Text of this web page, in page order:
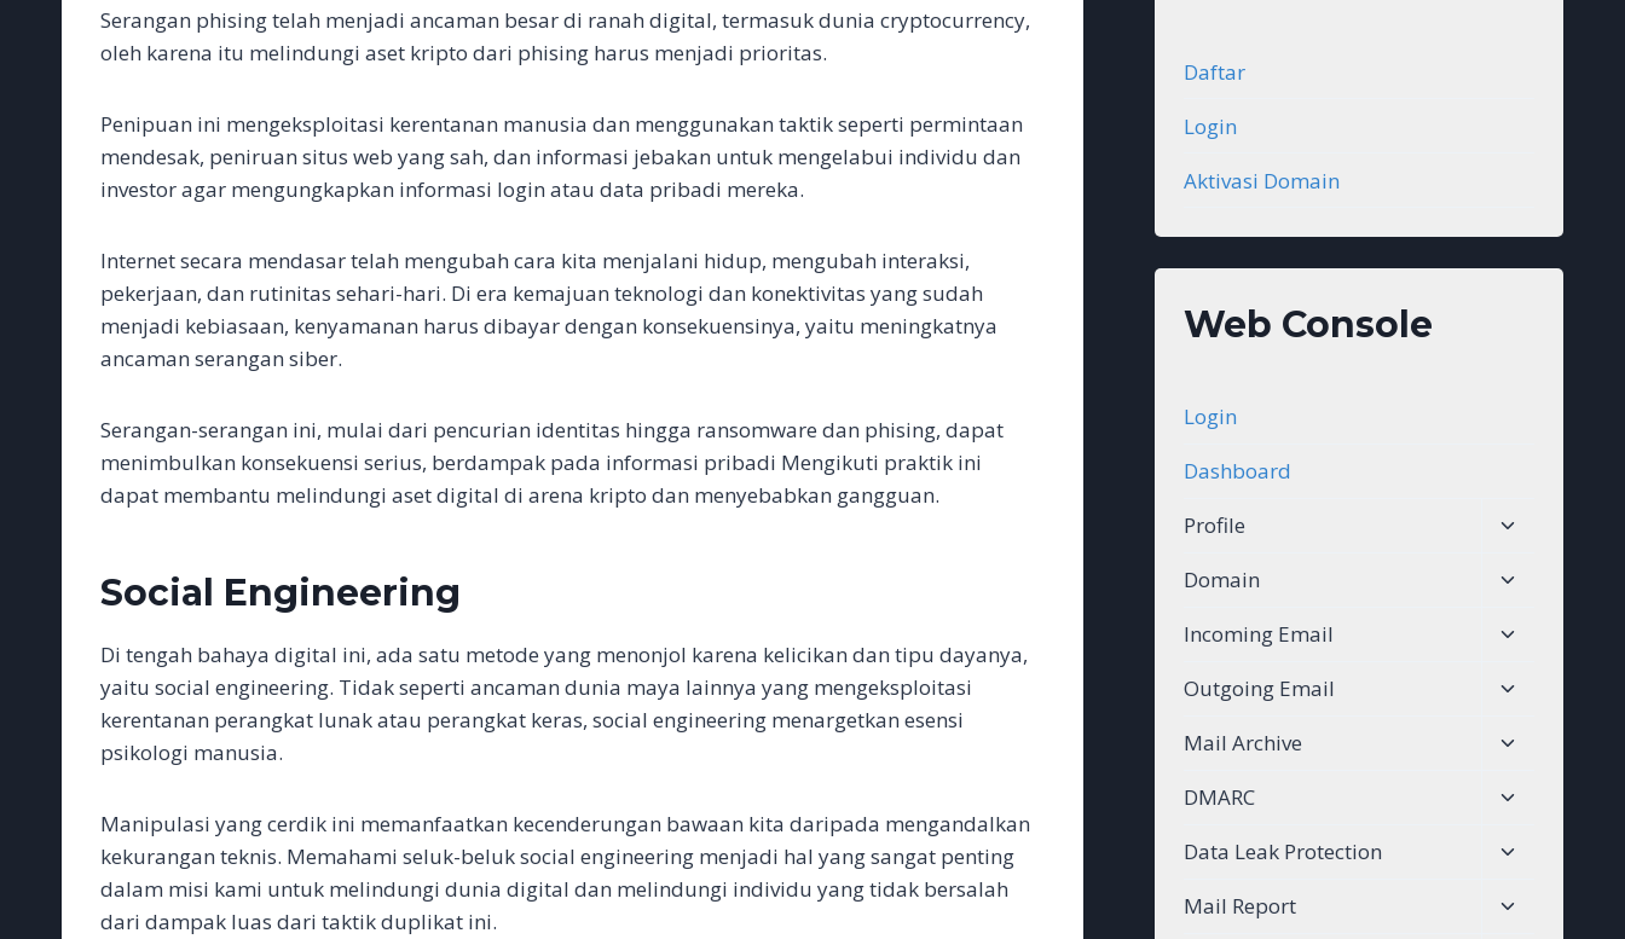
e
b
o
t
t
e
i
l
a
t
s
A
k
e
d
C
h
a
t
s
e
n
r
e e
g
r
p
y
L
i
r
e
Serangan phising telah menjadi ancaman besar di ranah digital, termasuk dunia cryptocurrency,
oleh karena itu melindungi aset kripto dari phising harus menjadi prioritas.
Penipuan ini mengeksploitasi kerentanan manusia dan menggunakan taktik seperti permintaan
mendesak, peniruan situs web yang sah, dan informasi jebakan untuk mengelabui individu dan
investor agar mengungkapkan informasi login atau data pribadi mereka.
Internet secara mendasar telah mengubah cara kita menjalani hidup, mengubah interaksi,
pekerjaan, dan rutinitas sehari-hari. Di era kemajuan teknologi dan konektivitas yang sudah
menjadi kebiasaan, kenyamanan harus dibayar dengan konsekuensinya, yaitu meningkatnya
ancaman serangan siber.
Serangan-serangan ini, mulai dari pencurian identitas hingga ransomware dan phising, dapat
menimbulkan konsekuensi serius, berdampak pada informasi pribadi Mengikuti praktik ini
dapat membantu melindungi aset digital di arena kripto dan menyebabkan gangguan.
Social Engineering
Di tengah bahaya digital ini, ada satu metode yang menonjol karena kelicikan dan tipu dayanya,
yaitu social engineering. Tidak seperti ancaman dunia maya lainnya yang mengeksploitasi
kerentanan perangkat lunak atau perangkat keras, social engineering menargetkan esensi
psikologi manusia.
Manipulasi yang cerdik ini memanfaatkan kecenderungan bawaan kita daripada mengandalkan
kekurangan teknis. Memahami seluk-beluk social engineering menjadi hal yang sangat penting
dalam misi kami untuk melindungi dunia digital dan melindungi individu yang tidak bersalah
dari dampak luas dari taktik duplikat ini.
Daftar
Login
Aktivasi Domain
Web Console
Login
Dashboard
Profile
Toggle
menu
Domain
Toggle
menu
Incoming Email
Toggle
menu
Outgoing Email
Toggle
menu
Mail Archive
Toggle
menu
DMARC
Toggle
menu
Data Leak Protection
Toggle
menu
Mail Report
Toggle